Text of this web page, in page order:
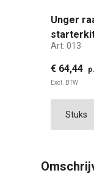
Unger
18ltr
Art: 013
€ 64,44
Excl. BTW